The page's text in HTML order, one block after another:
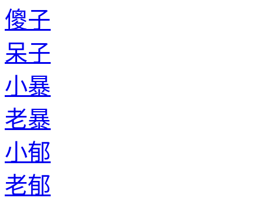
傻子
呆子
小暴
老暴
小郁
老郁